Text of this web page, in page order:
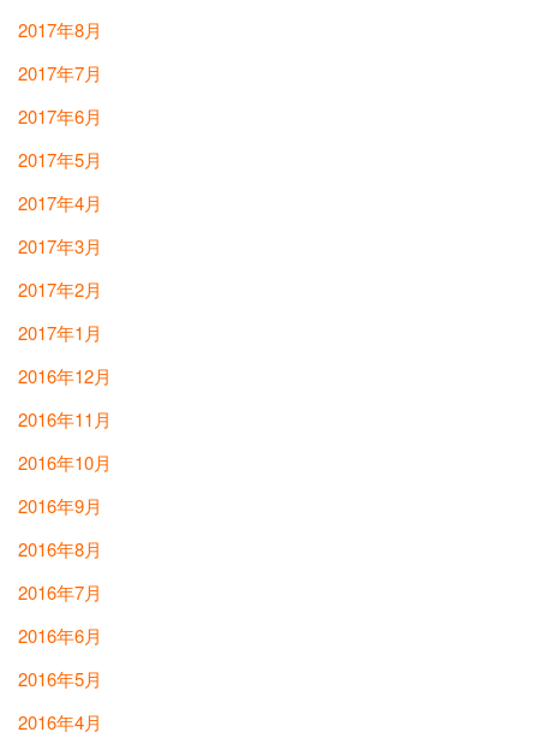
2017年8月
2017年7月
2017年6月
2017年5月
2017年4月
2017年3月
2017年2月
2017年1月
2016年12月
2016年11月
2016年10月
2016年9月
2016年8月
2016年7月
2016年6月
2016年5月
2016年4月